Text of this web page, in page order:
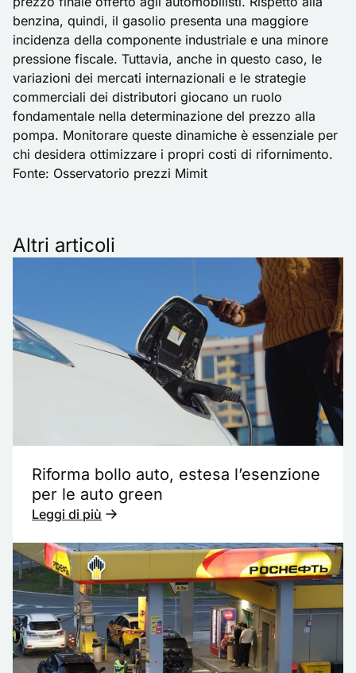
benzina, quindi, il gasolio presenta una maggiore
incidenza della componente industriale e una minore
pressione fiscale. Tuttavia, anche in questo caso, le
variazioni dei mercati internazionali e le strategie
commerciali dei distributori giocano un ruolo
fondamentale nella determinazione del prezzo alla
pompa. Monitorare queste dinamiche è essenziale per
chi desidera ottimizzare i propri costi di rifornimento.
Fonte: Osservatorio prezzi Mimit
Altri articoli
Riforma bollo auto, estesa l’esenzione
per le auto green
Leggi di più